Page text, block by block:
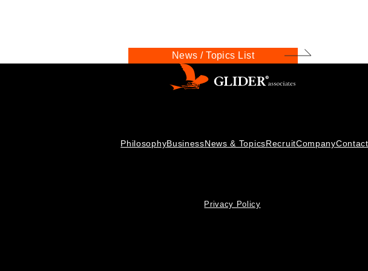
News / Topics List
PhilosophyBusinessNews & TopicsRecruitCompanyContact
Privacy Policy